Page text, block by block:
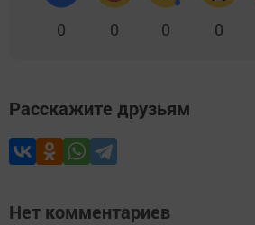
0 0 0 0
Расскажите друзьям
Нет комментариев